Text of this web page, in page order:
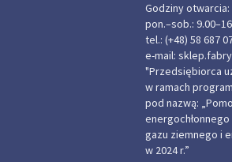
Godziny otwarcia:
pon.–sob.:
tel.: (+48) 58 687
e-mail:
"Przedsiębiorca
w ramach
pod nazwą:
gazu ziemnego i
w 2024 r.”